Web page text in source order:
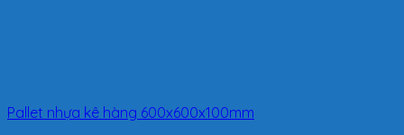
Pallet nhựa kê hàng 600x600x100mm